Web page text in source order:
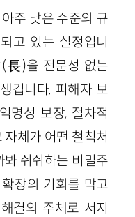
주 낮은 수준의 규
고 있는 실정입니
長)을 전문성 없는
깁니다. 피해자 보
명성 보장, 절차적
체가 어떤 철칙처
쉬쉬하는 비밀주
장의 기회를 막고
결의 주체로 서지